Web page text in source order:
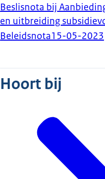
Beslisnota bij
en uitbreiding
Beleidsnota15-05-2023
Hoort bij